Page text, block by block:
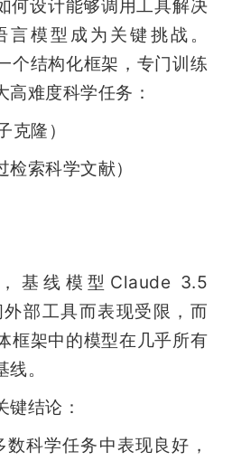
何设计能够调用工具解决
模型成为关键挑战。
个结构化框架，专门训练
难度科学任务：
克隆）
索科学文献）
基线模型Claude 3.5
部工具而表现受限，而
框架中的模型在几乎所有
。
结论：
科学任务中表现良好，